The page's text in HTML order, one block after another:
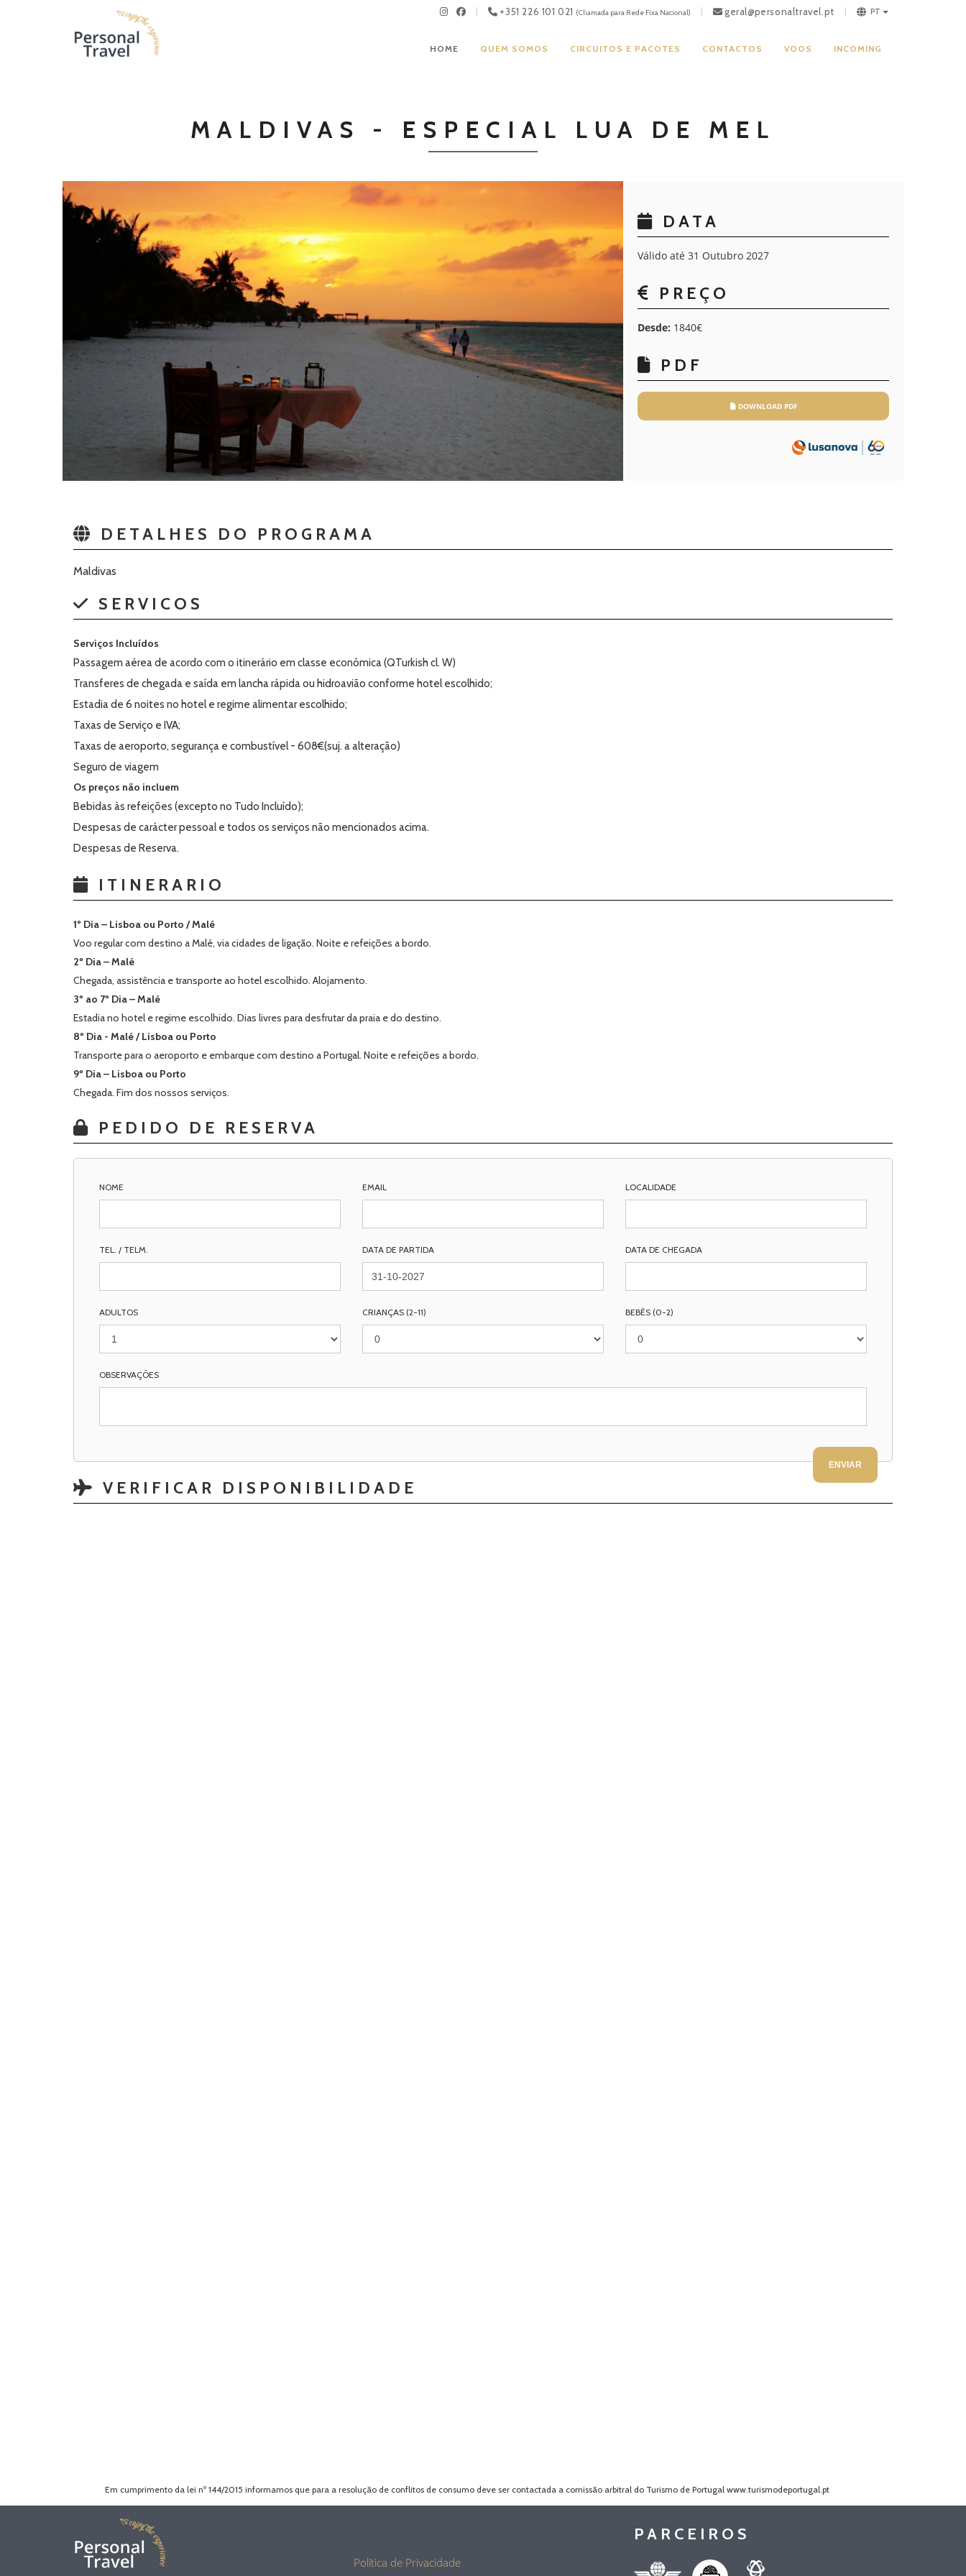
+351 226 101 021 (Chamada para Rede Fixa Nacional) geral@personaltravel.pt PT
HOME QUEM SOMOS CIRCUITOS E PACOTES CONTACTOS VOOS INCOMING
MALDIVAS - ESPECIAL LUA DE MEL
DATA
Válido até 31 Outubro 2027
PREÇO
Desde: 1840€
PDF
DOWNLOAD PDF
DETALHES DO PROGRAMA
Maldivas
SERVICOS
Serviços Incluídos
Passagem aérea de acordo com o itinerário em classe económica (QTurkish cl. W)
Transferes de chegada e saída em lancha rápida ou hidroavião conforme hotel escolhido;
Estadia de 6 noites no hotel e regime alimentar escolhido;
Taxas de Serviço e IVA;
Taxas de aeroporto, segurança e combustível - 608€(suj. a alteração)
Seguro de viagem
Os preços não incluem
Bebidas às refeições (excepto no Tudo Incluído);
Despesas de carácter pessoal e todos os serviços não mencionados acima.
Despesas de Reserva.
ITINERARIO
1º Dia – Lisboa ou Porto / Malé
Voo regular com destino a Malé, via cidades de ligação. Noite e refeições a bordo.
2º Dia – Malé
Chegada, assistência e transporte ao hotel escolhido. Alojamento.
3º ao 7º Dia – Malé
Estadia no hotel e regime escolhido. Dias livres para desfrutar da praia e do destino.
8º Dia - Malé / Lisboa ou Porto
Transporte para o aeroporto e embarque com destino a Portugal. Noite e refeições a bordo.
9º Dia – Lisboa ou Porto
Chegada. Fim dos nossos serviços.
PEDIDO DE RESERVA
NOME EMAIL LOCALIDADE
TEL. / TELM. DATA DE PARTIDA DATA DE CHEGADA
ADULTOS CRIANÇAS (2-11) BEBÉS (0-2)
OBSERVAÇÕES
VERIFICAR DISPONIBILIDADE
Em cumprimento da lei nº 144/2015 informamos que para a resolução de conflitos de consumo deve ser contactada a comissão arbitral do Turismo de Portugal www.turismodeportugal.pt
Política de Privacidade
PARCEIROS